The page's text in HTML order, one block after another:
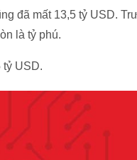
đã mất 13,5 tỷ USD.
là tỷ phú.
tỷ USD.